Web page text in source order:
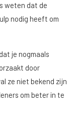
weten dat de
nodig heeft om
je nogmaals
door
ze niet bekend zijn
om beter in te